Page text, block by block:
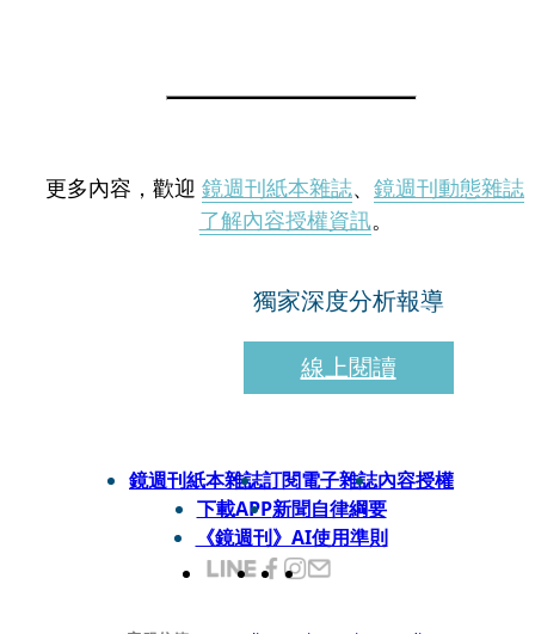
更多內容，歡迎 鏡週刊紙本雜誌、 鏡週刊動態雜誌
了解內容授權資訊。
獨家深度分析報導
線上閱讀
鏡週刊紙本雜誌訂閱電子雜誌內容授權
下載APP新聞自律綱要
《鏡週刊》AI使用準則